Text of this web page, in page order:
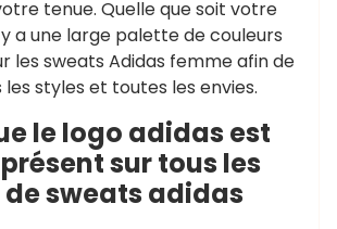
tenue. Quelle que soit votre
a une large palette de couleurs
les sweats Adidas femme afin de
styles et toutes les envies.
le logo adidas est
sur tous les
sweats adidas